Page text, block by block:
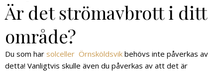
Är det strömavbrott i ditt
område?
Du som har solceller Örnsköldsvik behövs inte påverkas av
detta! Vanligtvis skulle även du påverkas av att det är